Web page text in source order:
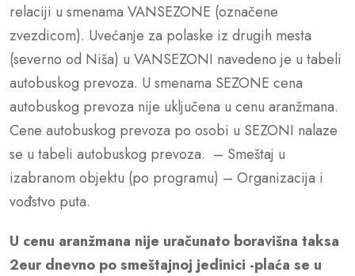
relaciji u smenama VANSEZONE (označene
zvezdicom). Uvećanje za polaske iz drugih mesta
(severno od Niša) u VANSEZONI navedeno je u tabeli
autobuskog prevoza. U smenama SEZONE cena
autobuskog prevoza nije uključena u cenu aranžmana.
Cene autobuskog prevoza po osobi u SEZONI nalaze
se u tabeli autobuskog prevoza. – Smeštaj u
izabranom objektu (po programu) – Organizacija i
vođstvo puta.
U cenu aranžmana nije uračunato boravišna taksa
2eur dnevno po smeštajnoj jedinici -plaća se u